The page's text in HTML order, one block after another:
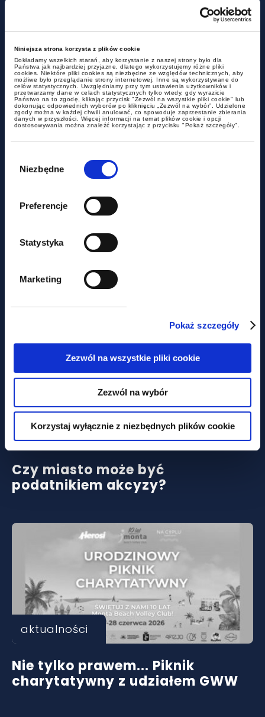
Niniejsza strona korzysta z plików cookie
Dokładamy wszelkich starań, aby korzystanie z naszej strony było dla
Państwa jak najbardziej przyjazne, dlatego wykorzystujemy różne pliki
cookies. Niektóre pliki cookies są niezbędne ze względów technicznych, aby
możliwe było przeglądanie strony internetowej. Inne są wykorzystywane do
celów statystycznych. Uwzględniamy przy tym ustawienia użytkowników i
przetwarzamy dane w celach statystycznych tylko wtedy, gdy wyrazicie
Państwo na to zgodę, klikając przycisk "Zezwól na wszystkie pliki cookie" lub
dokonując odpowiednich wyborów po kliknięciu „Zezwól na wybór”. Udzielone
zgody można w każdej chwili anulować, co spowoduje zaprzestanie zbierania
danych w przyszłości. Więcej informacji na temat plików cookie i opcji
dostosowywania można znaleźć korzystając z przycisku "Pokaż szczegóły".
zgody
Niezbędne
Preferencje
Statystyka
Marketing
Pokaż szczegóły
Zezwól na wszystkie pliki cookie
Zezwól na wybór
Korzystaj wyłącznie z niezbędnych plików cookie
Chambers High Net Worth 2026 -
GWW w Band 1 nieprzerwanie od
2017
Już teraz inspektor pracy może
zdecydować, że Twoja umowa
B2B to w rzeczywistości etat
aktualności
Czy miasto może być
podatnikiem akcyzy?
aktualności
Nie tylko prawem... Piknik
charytatywny z udziałem GWW